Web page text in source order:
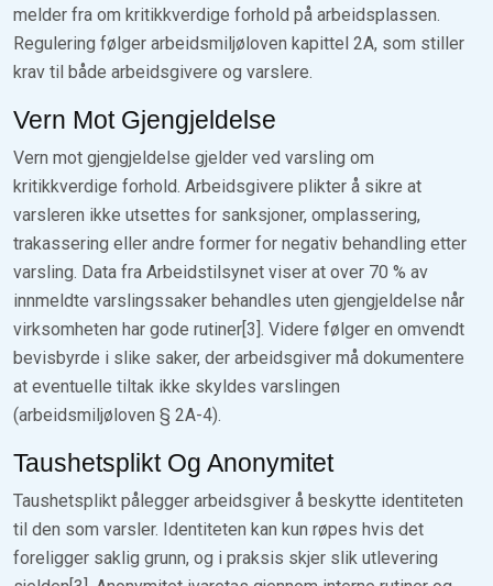
melder fra om kritikkverdige forhold på arbeidsplassen.
Regulering følger arbeidsmiljøloven kapittel 2A, som stiller
krav til både arbeidsgivere og varslere.
Vern Mot Gjengjeldelse
Vern mot gjengjeldelse gjelder ved varsling om
kritikkverdige forhold. Arbeidsgivere plikter å sikre at
varsleren ikke utsettes for sanksjoner, omplassering,
trakassering eller andre former for negativ behandling etter
varsling. Data fra Arbeidstilsynet viser at over 70 % av
innmeldte varslingssaker behandles uten gjengjeldelse når
virksomheten har gode rutiner[3]. Videre følger en omvendt
bevisbyrde i slike saker, der arbeidsgiver må dokumentere
at eventuelle tiltak ikke skyldes varslingen
(arbeidsmiljøloven § 2A-4).
Taushetsplikt Og Anonymitet
Taushetsplikt pålegger arbeidsgiver å beskytte identiteten
til den som varsler. Identiteten kan kun røpes hvis det
foreligger saklig grunn, og i praksis skjer slik utlevering